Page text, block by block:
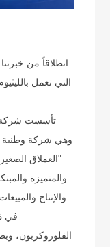
انطلاقاً من
التي تعمل
وهي شركة وطنية
"العملاق
والمتميزة
والإنتاج
في
الفلوروكربون،